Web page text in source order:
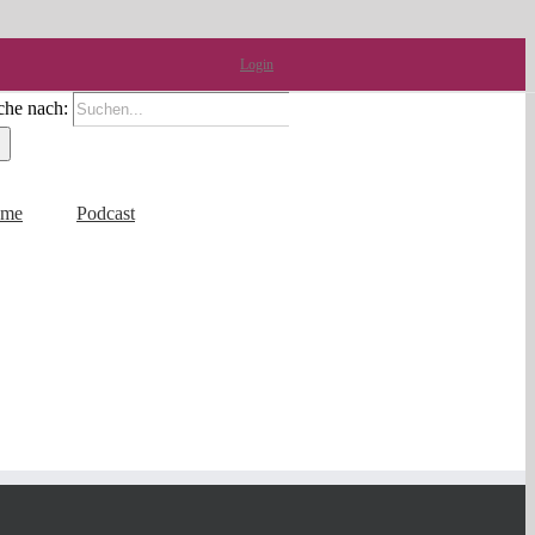
Login
nach:
Podcast